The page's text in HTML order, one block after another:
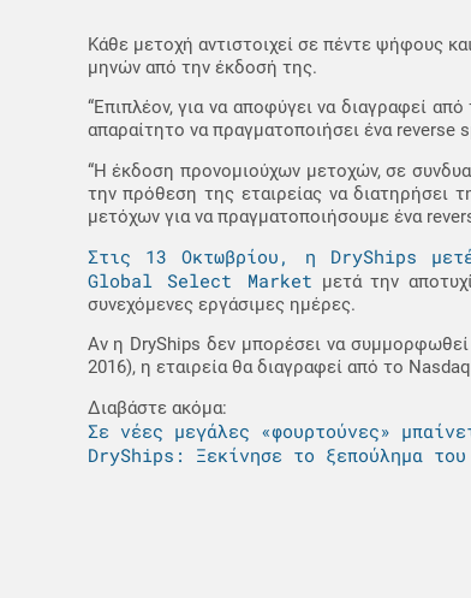
Κάθε μετοχή αντιστοιχεί σε πέντε ψήφους
μηνών από την έκδοσή της.
“Επιπλέον, για να αποφύγει να διαγραφεί
απαραίτητο να πραγματοποιήσει ένα
“Η έκδοση προνομιούχων μετοχών, σε
την πρόθεση της εταιρείας να διατηρήσει
μετόχων για να πραγματοποιήσουμε ένα
Στις 13 Οκτωβρίου, η DryShips
Global Select Market μετά την
συνεχόμενες εργάσιμες ημέρες.
Αν η DryShips δεν μπορέσει να συμμορφωθεί
2016), η εταιρεία θα διαγραφεί από το
Διαβάστε ακόμα:
Σε νέες μεγάλες «φουρτούνες»
DryShips: Ξεκίνησε το ξεπούλημα